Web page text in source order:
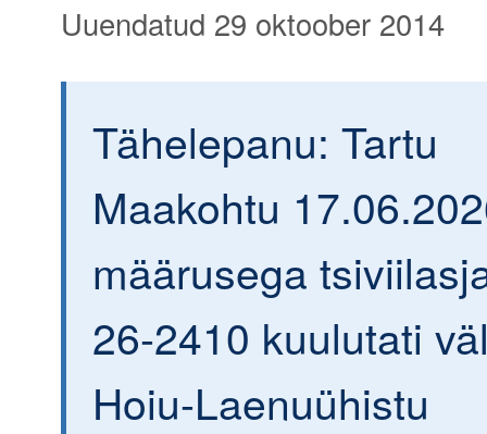
Uuendatud 29 oktoober 2014
Tähelepanu: Tartu
Maakohtu
määrusega
26-2410 kuulutati
Hoiu-Laenuühistu